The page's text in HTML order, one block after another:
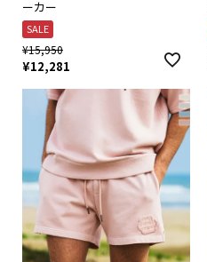
ーカー
SALE
¥15,950
¥12,281